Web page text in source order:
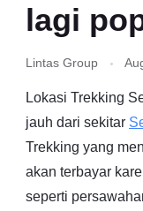
lagi
Lintas Group
Lokasi Trekking
jauh dari sekitar
Trekking yang
akan terbayar
seperti